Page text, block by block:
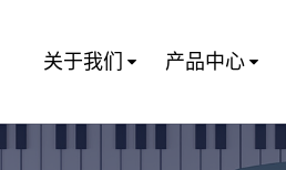
关于我们 产品中心